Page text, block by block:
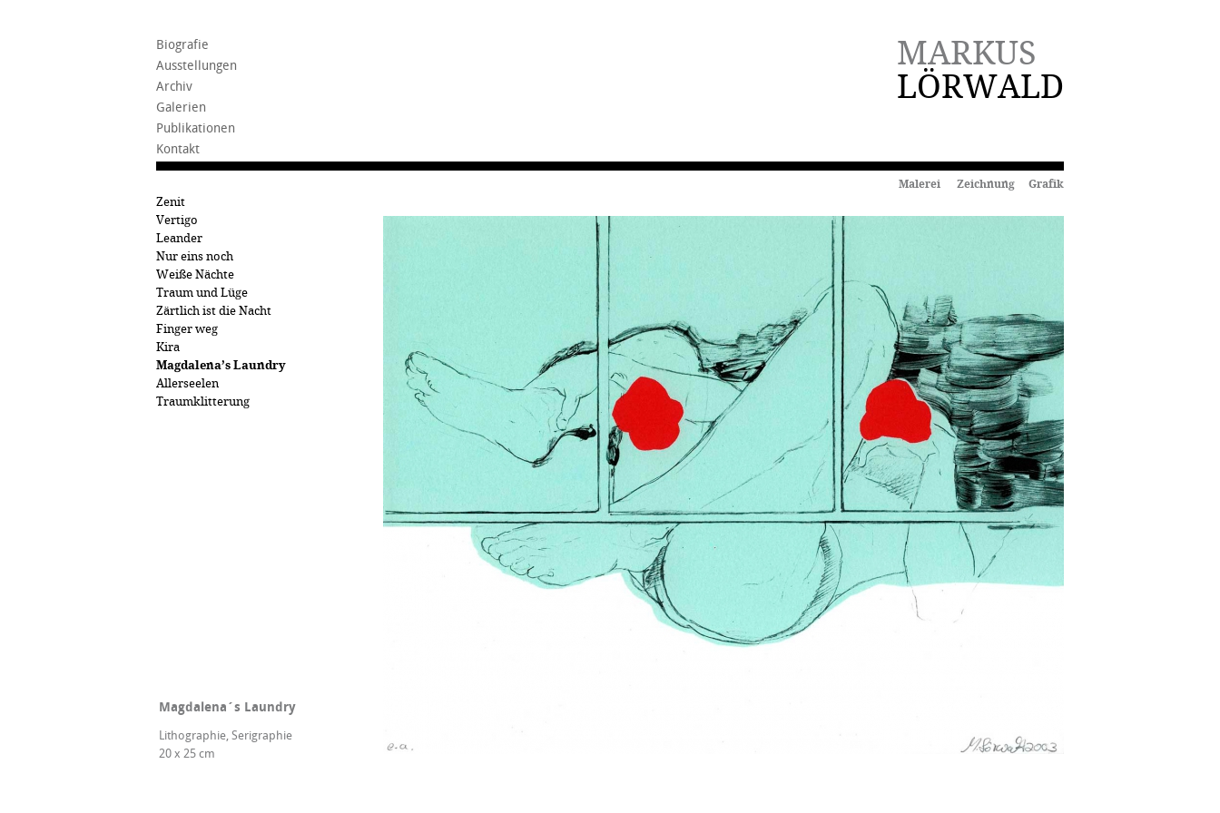
MARKUS
LÖRWALD
Biografie
Ausstellungen
Archiv
Galerien
Publikationen
Kontakt
Malerei Zeichnung Grafik
Zenit
Vertigo
Leander
Nur eins noch
Weiße Nächte
Traum und Lüge
Zärtlich ist die Nacht
Finger weg
Kira
Magdalena’s Laundry
Allerseelen
Traumklitterung
Magdalena´s Laundry
Lithographie, Serigraphie
20 x 25 cm